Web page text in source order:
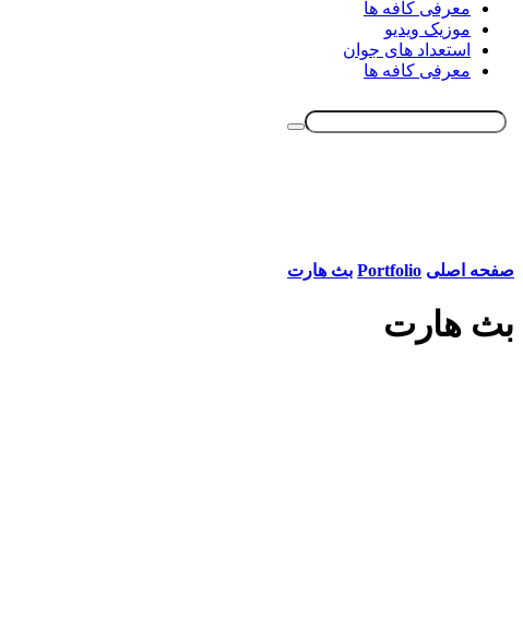
معرفی کافه ها
موزیک ویدیو
استعداد های جوان
معرفی کافه ها
صفحه اصلی Portfolio بث هارت
بث هارت